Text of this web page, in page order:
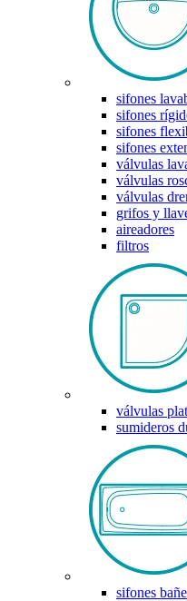
sifones
sifones
sifones
sifones
válvulas
válvulas
válvulas
grifos y
aireadores
filtros
válvulas
sumideros
sifones